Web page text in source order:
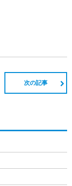
次の記事